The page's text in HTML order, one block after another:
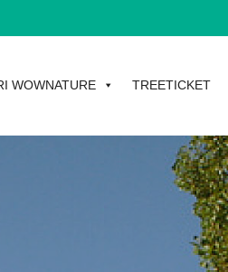
WOWNATURE TREETICKET